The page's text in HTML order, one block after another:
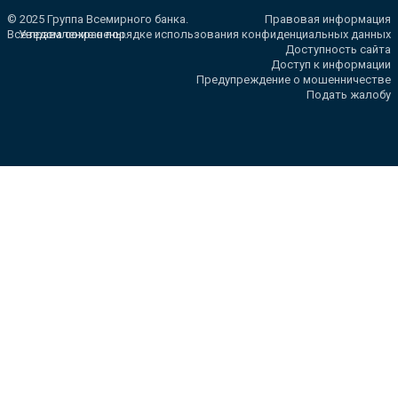
© 2025 Группа Всемирного банка.
Все права сохранены.
Правовая информация
Уведомление о порядке использования конфиденциальных данных
Доступность сайта
Доступ к информации
Предупреждение о мошенничестве
Подать жалобу